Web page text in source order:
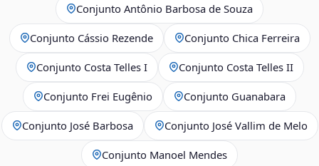
Conjunto Antônio Barbosa de Souza
Conjunto Cássio Rezende Conjunto Chica Ferreira
Conjunto Costa Telles I Conjunto Costa Telles II
Conjunto Frei Eugênio Conjunto Guanabara
Conjunto José Barbosa Conjunto José Vallim de Melo
Conjunto Manoel Mendes